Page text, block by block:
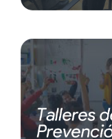
Ámbito